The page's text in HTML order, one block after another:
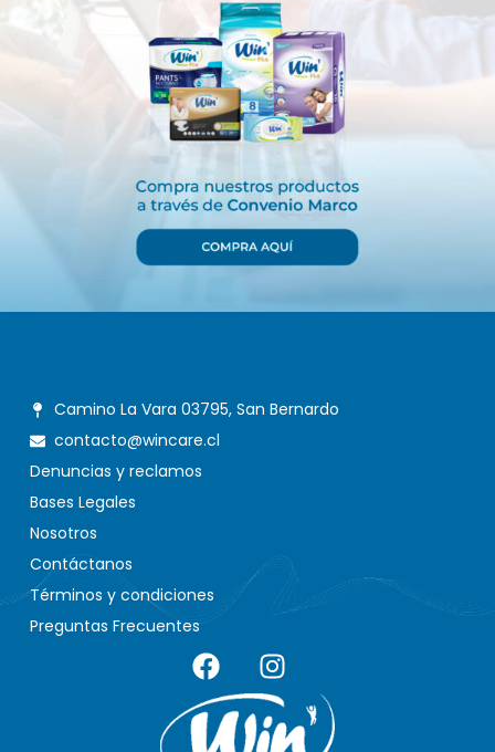
Camino La Vara 03795, San Bernardo
contacto@wincare.cl
Denuncias y reclamos
Bases Legales
Nosotros
Contáctanos
Términos y condiciones
Preguntas Frecuentes